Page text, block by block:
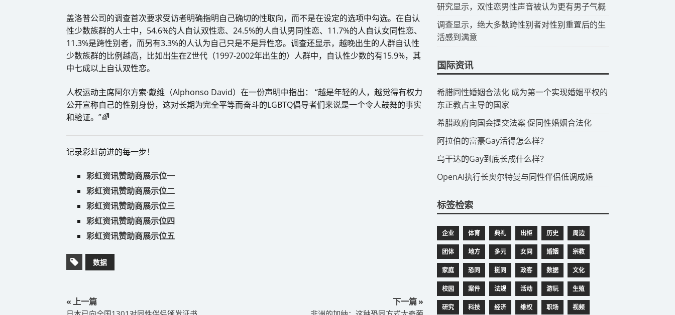
盖洛普公司的调查首次要求受访者明确指明自己确切的性取向，而不是在设定的选项中勾选。在自认
性少数族群的人士中，54.6%的人自认双性恋、24.5%的人自认男同性恋、11.7%的人自认女同性恋、
11.3%是跨性别者，而另有3.3%的人认为自己只是不是异性恋。调查还显示，越晚出生的人群自认性
少数族群的比例越高，比如出生在Z世代（1997-2002年出生的）人群中，自认性少数的有15.9%，其
中七成以上自认双性恋。
人权运动主席阿尔方索·戴维（Alphonso David）在一份声明中指出： “越是年轻的人，越觉得有权力
公开宣称自己的性别身份，这对长期为完全平等而奋斗的LGBTQ倡导者们来说是一个令人鼓舞的事实
和验证。”🌈
记录彩虹前进的每一步！
彩虹资讯赞助商展示位一
彩虹资讯赞助商展示位二
彩虹资讯赞助商展示位三
彩虹资讯赞助商展示位四
彩虹资讯赞助商展示位五
数据
« 上一篇 下一篇 »
研究显示，双性恋男性声音被认为更有男子气概
调查显示，绝大多数跨性别者对性别重置后的生
活感到满意
国际资讯
​希腊同性婚姻合法化 成为第一个实现婚姻平权的
东正教占主导的国家
​希腊政府向国会提交法案 促同性婚姻合法化
​阿拉伯的富豪Gay活得怎么样？
​乌干达的Gay到底长成什么样？
​OpenAI执行长奥尔特曼与同性伴侣低调成婚
标签检索
企业 体育 典礼 出柜 历史 周边
团体 地方 多元 女同 婚姻 宗教
家庭 恐同 挺同 政客 数据 文化
校园 案件 法规 活动 游玩 生殖
研究 科技 经济 维权 职场 视频